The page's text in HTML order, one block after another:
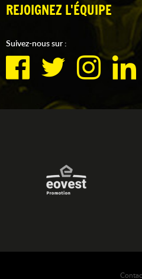
REJOIGNEZ L'ÉQUIPE
Suivez-nous sur :